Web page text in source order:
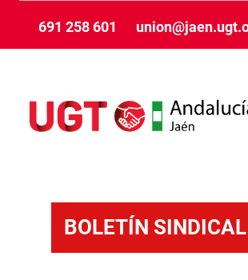
691 258 601
BOLETÍN